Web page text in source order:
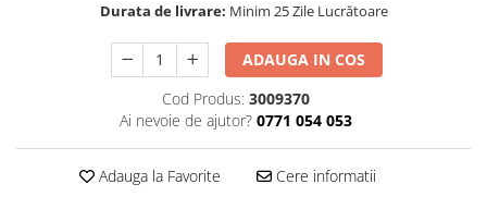
Durata de livrare: Minim 25 Zile Lucrătoare
ADAUGA IN COS
Cod Produs: 3009370
Ai nevoie de ajutor? 0771 054 053
Adauga la Favorite Cere informatii